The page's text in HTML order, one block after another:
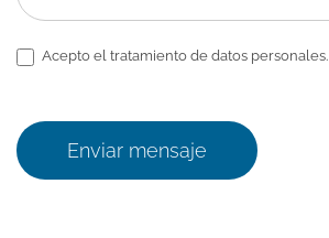
Acepto el tratamiento de datos personales.
Enviar mensaje